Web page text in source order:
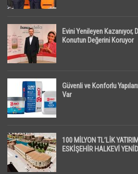
Evini Yenileyen Kazanıyor,
Konutun Değerini Koruyor
Güvenli ve Konforlu
Var
100 MİLYON TL’LİK
ESKİŞEHİR HALKEVİ